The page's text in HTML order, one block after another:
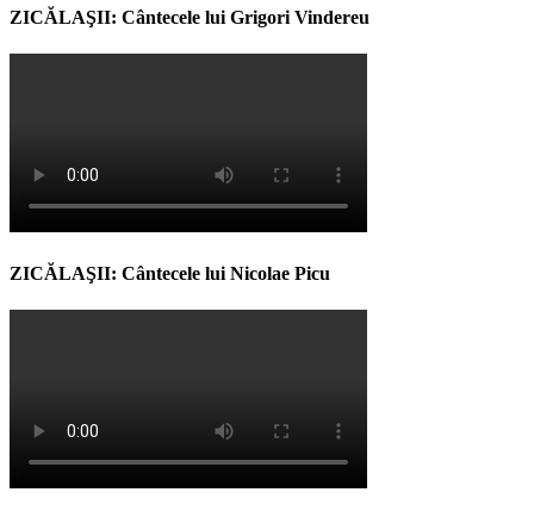
ZICĂLAŞII: Cântecele lui Grigori Vindereu
ZICĂLAŞII: Cântecele lui Nicolae Picu